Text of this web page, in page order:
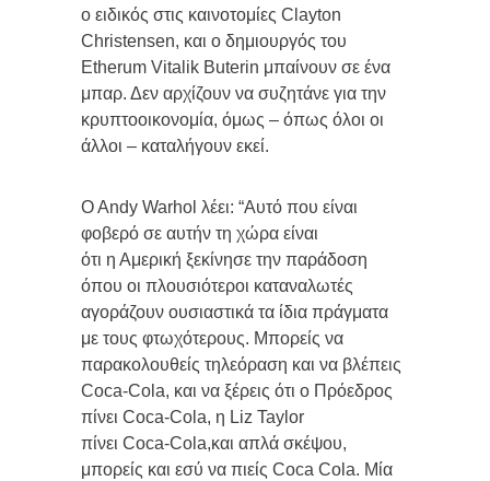
ο ειδικός στις καινοτομίες Clayton
Christensen, και ο δημιουργός του
Etherum Vitalik Buterin μπαίνουν σε ένα
μπαρ. Δεν αρχίζουν να συζητάνε για την
κρυπτοοικονομία, όμως – όπως όλοι οι
άλλοι – καταλήγουν εκεί.
O Andy Warhol λέει: “Αυτό που είναι
φοβερό σε αυτήν τη χώρα είναι
ότι η Αμερική ξεκίνησε την παράδοση
όπου οι πλουσιότεροι καταναλωτές
αγοράζουν ουσιαστικά τα ίδια πράγματα
με τους φτωχότερους. Μπορείς να
παρακολουθείς τηλεόραση και να βλέπεις
Coca-Cola, και να ξέρεις ότι ο Πρόεδρος
πίνει Coca-Cola, η Liz Taylor
πίνει Coca-Cola,και απλά σκέψου,
μπορείς και εσύ να πιείς Coca Cola. Μία